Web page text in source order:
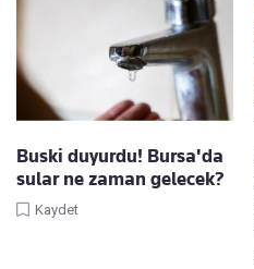
Buski duyurdu! Bursa'da
sular ne zaman gelecek?
Kaydet